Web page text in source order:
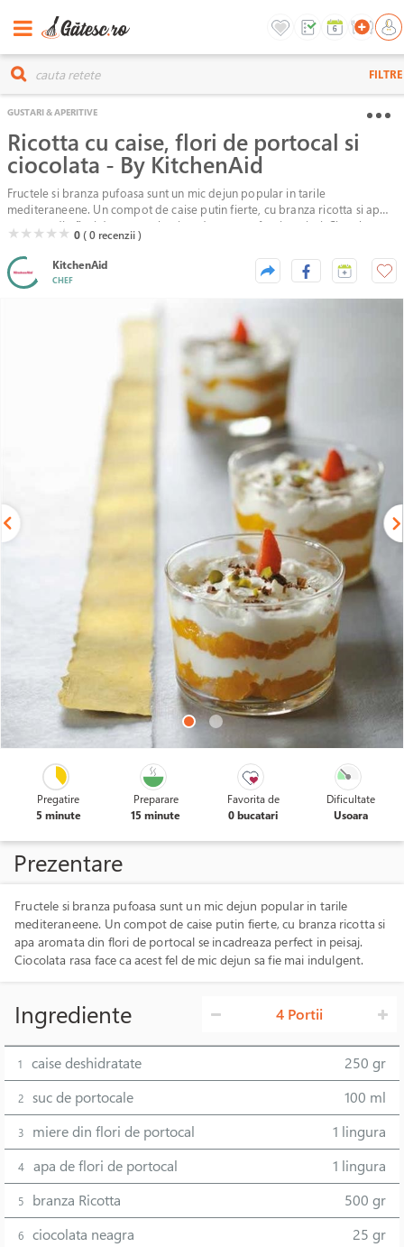
FILTRE
GUSTARI & APERITIVE
Ricotta cu caise, flori de portocal si
ciocolata - By KitchenAid
Fructele si branza pufoasa sunt un mic dejun popular in tarile
mediteraneene. Un compot de caise putin fierte, cu branza ricotta si apa
aromata din flori de portocal se incadreaza perfect in peisaj. Ciocolata
rasa face ca acest fel de mic dejun sa fie mai indulgent.
( )
★( )
★( )
★( )
★( )
★ 0( 0 recenzii )
KitchenAid
CHEF
Pregatire
5 minute
Preparare
15 minute
Favorita de
0 bucatari
Dificultate
Usoara
Prezentare
Fructele si branza pufoasa sunt un mic dejun popular in tarile
mediteraneene. Un compot de caise putin fierte, cu branza ricotta si
apa aromata din flori de portocal se incadreaza perfect in peisaj.
Ciocolata rasa face ca acest fel de mic dejun sa fie mai indulgent.
Ingrediente 4 Portii
1 caise deshidratate 250 gr
2 suc de portocale 100 ml
3 miere din flori de portocal 1 lingura
4 apa de flori de portocal 1 lingura
5 branza Ricotta 500 gr
6 ciocolata neagra 25 gr